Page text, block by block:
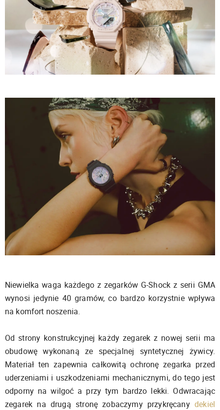
Niewielka waga każdego z zegarków G-Shock z serii GMA
wynosi jedynie 40 gramów, co bardzo korzystnie wpływa
na komfort noszenia.
Od strony konstrukcyjnej każdy zegarek z nowej serii ma
obudowę wykonaną ze specjalnej syntetycznej żywicy.
Materiał ten zapewnia całkowitą ochronę zegarka przed
uderzeniami i uszkodzeniami mechanicznymi, do tego jest
odporny na wilgoć a przy tym bardzo lekki. Odwracając
zegarek na drugą stronę zobaczymy przykręcanydekiel